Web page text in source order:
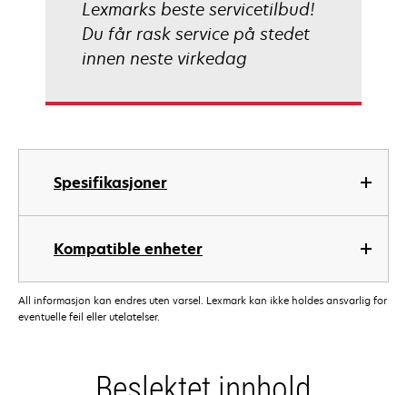
Spesifikasjoner
Kompatible enheter
Lexmarks beste servicetilbud!
Du får rask service på stedet
innen neste virkedag
All informasjon kan endres uten varsel. Lexmark kan ikke holdes ansvarlig for
eventuelle feil eller utelatelser.